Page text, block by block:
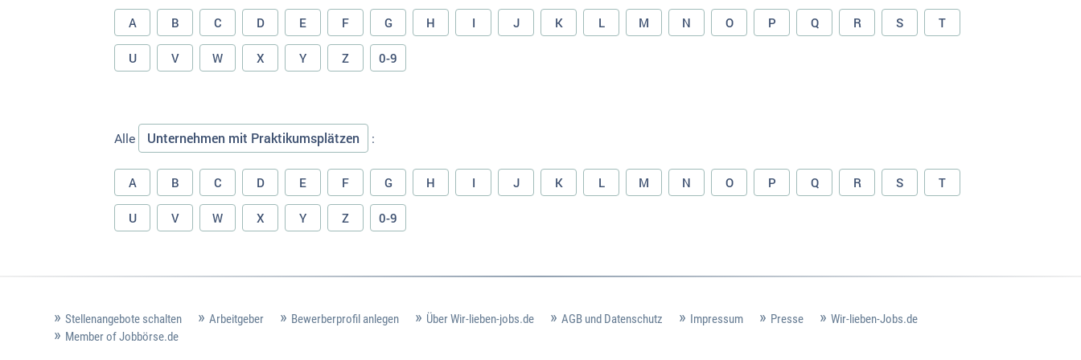
A B C D E F G H I J K L M N O P Q R S T
U V W X Y Z 0-9
Alle Unternehmen mit Praktikumsplätzen :
A B C D E F G H I J K L M N O P Q R S T
U V W X Y Z 0-9
Stellenangebote schalten Arbeitgeber Bewerberprofil anlegen Über Wir-lieben-jobs.de AGB und Datenschutz Impressum Presse
Wir-lieben-Jobs.de
Member of Jobbörse.de